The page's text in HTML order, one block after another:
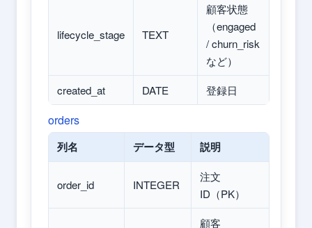
lifecycle_stage TEXT
顧客状態
（engaged
/ churn_risk
など）
created_at
DATE 登録日
orders
列名 データ型 説明
order_id INTEGER
注文
ID（PK）
顧客